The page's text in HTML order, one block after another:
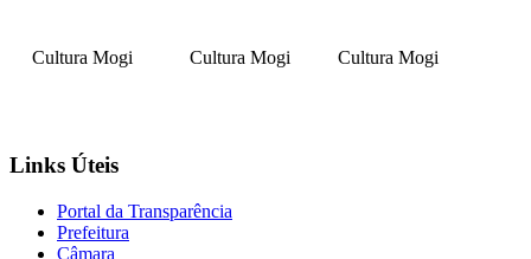
Cultura Mogi Cultura Mogi Cultura Mogi
Links Úteis
Portal da Transparência
Prefeitura
Câmara